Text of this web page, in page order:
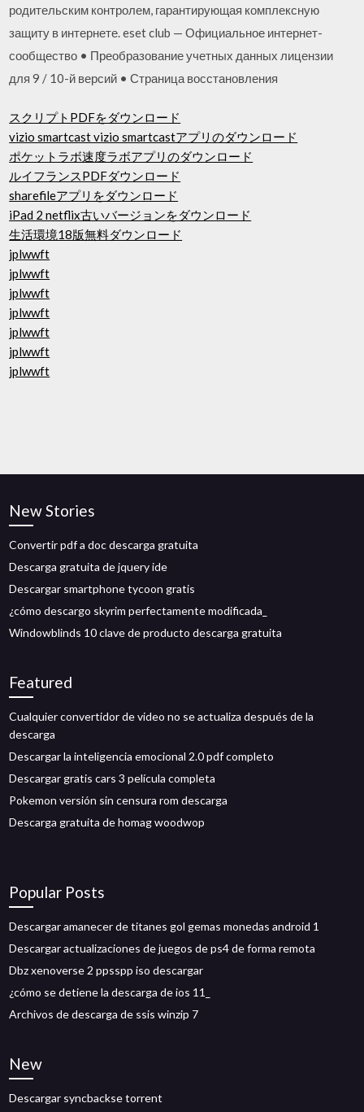
родительским контролем, гарантирующая комплексную
защиту в интернете. eset club — Официальное интернет-
сообщество • Преобразование учетных данных лицензии
для 9 / 10-й версий • Страница восстановления
スクリプトPDFをダウンロード
vizio smartcast vizio smartcastアプリのダウンロード
ポケットラボ速度ラボアプリのダウンロード
ルイフランスPDFダウンロード
sharefileアプリをダウンロード
iPad 2 netflix古いバージョンをダウンロード
生活環境18版無料ダウンロード
jplwwft
jplwwft
jplwwft
jplwwft
jplwwft
jplwwft
jplwwft
New Stories
Convertir pdf a doc descarga gratuita
Descarga gratuita de jquery ide
Descargar smartphone tycoon gratis
¿cómo descargo skyrim perfectamente modificada_
Windowblinds 10 clave de producto descarga gratuita
Featured
Cualquier convertidor de video no se actualiza después de la
descarga
Descargar la inteligencia emocional 2.0 pdf completo
Descargar gratis cars 3 película completa
Pokemon versión sin censura rom descarga
Descarga gratuita de homag woodwop
Popular Posts
Descargar amanecer de titanes gol gemas monedas android 1
Descargar actualizaciones de juegos de ps4 de forma remota
Dbz xenoverse 2 ppsspp iso descargar
¿cómo se detiene la descarga de ios 11_
Archivos de descarga de ssis winzip 7
New
Descargar syncbackse torrent